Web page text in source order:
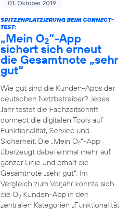
01. Oktober 2019
SPITZENPLATZIERUNG BEIM CONNECT-
TEST:
„Mein O2“-App
sichert sich erneut
die Gesamtnote „sehr
gut“
Wie gut sind die Kunden-Apps der
deutschen Netzbetreiber? Jedes
Jahr testet die Fachzeitschrift
connect die digitalen Tools auf
Funktionalität, Service und
Sicherheit. Die „Mein O2“-App
überzeugt dabei einmal mehr auf
ganzer Linie und erhält die
Gesamtnote „sehr gut“. Im
Vergleich zum Vorjahr konnte sich
die O2Kunden-App in den
zentralen Kategorien „Funktionalität